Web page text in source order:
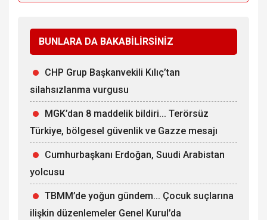
BUNLARA DA BAKABİLİRSİNİZ
CHP Grup Başkanvekili Kılıç’tan
silahsızlanma vurgusu
MGK’dan 8 maddelik bildiri... Terörsüz
Türkiye, bölgesel güvenlik ve Gazze mesajı
Cumhurbaşkanı Erdoğan, Suudi Arabistan
yolcusu
TBMM’de yoğun gündem... Çocuk suçlarına
ilişkin düzenlemeler Genel Kurul’da